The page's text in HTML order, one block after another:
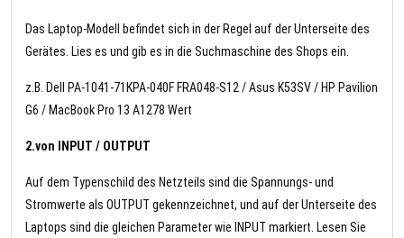
Das Laptop-Modell befindet sich in der Regel auf der Unterseite des
Gerätes. Lies es und gib es in die Suchmaschine des Shops ein.
z.B. Dell PA-1041-71KPA-040F FRA048-S12 / Asus K53SV / HP Pavilion
G6 / MacBook Pro 13 A1278 Wert
2.von INPUT / OUTPUT
Auf dem Typenschild des Netzteils sind die Spannungs- und
Stromwerte als OUTPUT gekennzeichnet, und auf der Unterseite des
Laptops sind die gleichen Parameter wie INPUT markiert. Lesen Sie